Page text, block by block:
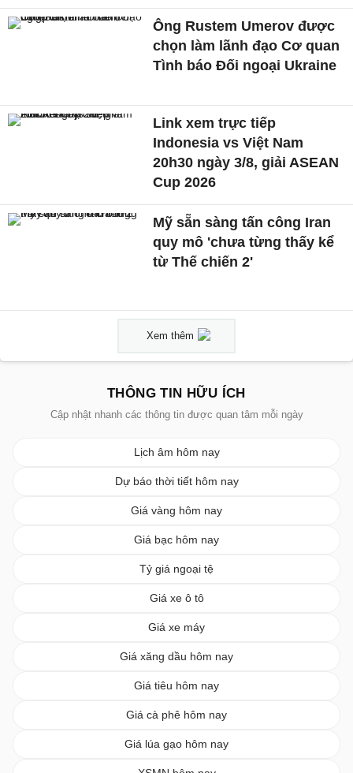
Ông Rustem Umerov được
chọn làm lãnh đạo Cơ quan
Tình báo Đối ngoại Ukraine
Link xem trực tiếp
Indonesia vs Việt Nam
20h30 ngày 3/8, giải ASEAN
Cup 2026
Mỹ sẵn sàng tấn công Iran
quy mô 'chưa từng thấy kể
từ Thế chiến 2'
Xem thêm
THÔNG TIN HỮU ÍCH
Cập nhật nhanh các thông tin được quan tâm mỗi ngày
Lịch âm hôm nay
Dự báo thời tiết hôm nay
Giá vàng hôm nay
Giá bạc hôm nay
Tỷ giá ngoại tệ
Giá xe ô tô
Giá xe máy
Giá xăng dầu hôm nay
Giá tiêu hôm nay
Giá cà phê hôm nay
Giá lúa gạo hôm nay